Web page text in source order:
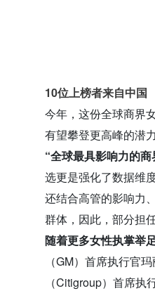
10位上榜者来自中国
今年，这份全球商界
有望攀登更高峰的潜力
“全球最具影响力的
选更是强化了数据维
还结合高管的影响力
群体，因此，部分担
随着更多女性执掌举
（GM）首席执行官
（Citigroup）首席